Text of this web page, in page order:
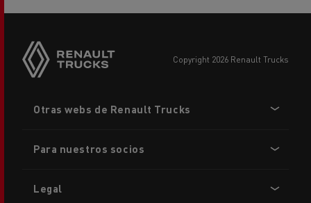
copyright 2026 Renault Trucks
menu
Otras webs de Renault Trucks
Para nuestros socios
Legal